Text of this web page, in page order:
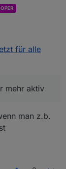
für alle
mehr aktiv
man z.b.